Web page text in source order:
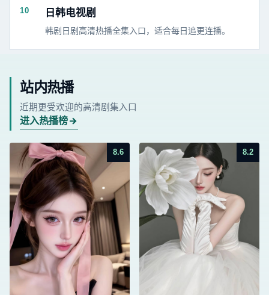
10 日韩电视剧
韩剧日剧高清热播全集入口，适合每日追更连播。
站内热播
近期更受欢迎的高清剧集入口
进入热播榜
8.6 8.2